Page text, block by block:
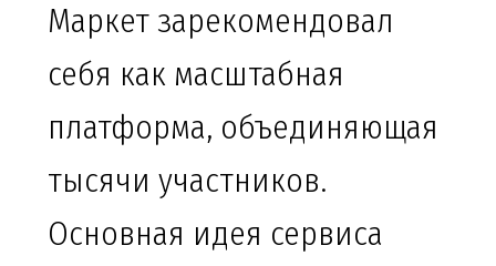
Маркет зарекомендовал
себя как масштабная
платформа, объединяющая
тысячи участников.
Основная идея сервиса